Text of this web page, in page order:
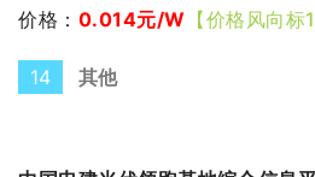
价格： 0.014元/W 【价格风向标
14 其他